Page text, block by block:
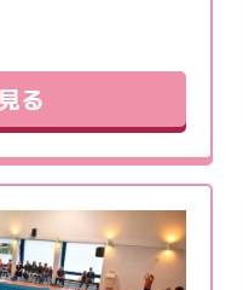
る